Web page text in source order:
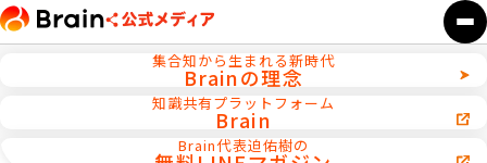
集合知から生まれる新時代
Brainの理念
知識共有プラットフォーム
Brain
Brain代表迫佑樹の
仮想通貨／エアドロップ副業
【小学生でも理解できる】NFTをわかり